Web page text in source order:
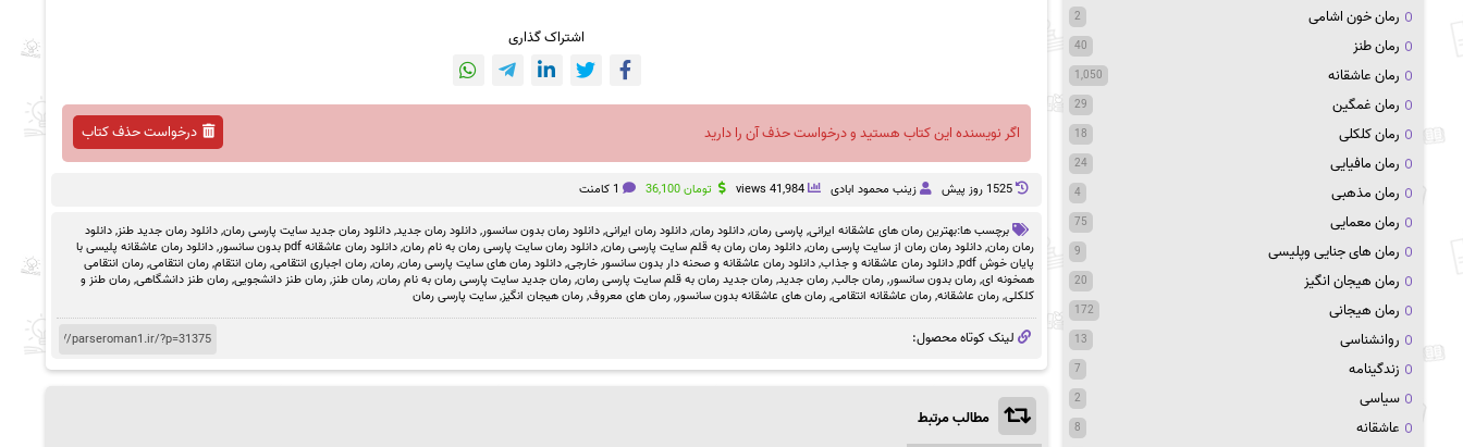
اشتراک گذاری
اگر نویسنده این کتاب هستید و درخواست حذف آن را دارید درخواست حذف کتاب
1525 روز پيش زینب محمود ابادی 41,984 views تومان 1 کامنت
برچسب ها:بهترین رمان های عاشقانه ایرانی, پارسی رمان,دانلود رمان,دانلود رمان ایرانی,دانلود رمان بدون سانسور,دانلود رمان جدید,دانلود رمان جدید سایت پارسی رمان,دانلود رمان جدید طنز,دانلود
رمان رمان,دانلود رمان رمان از سایت پارسی رمان,دانلود رمان رمان به قلم سایت پارسی رمان,دانلود رمان سایت پارسی رمان به نام رمان,دانلود رمان عاشقانه pdf بدون سانسور ,دانلود رمان عاشقانه پلیسی با
پایان خوش pdf
,دانلود رمان عاشقانه و جذاب,دانلود رمان عاشقانه و صحنه دار بدون سانسور خارجی,دانلود رمان های سایت پارسی رمان,رمان,رمان اجباری انتقامی,رمان انتقام,رمان انتقامی,رمان انتقامی
همخونه ای,رمان بدون سانسور,رمان جالب,رمان جدید,رمان جدید رمان به قلم سایت پارسی رمان,رمان جدید سایت پارسی رمان به نام رمان,رمان طنز,رمان طنز دانشجویی,رمان طنز دانشگاهی,رمان طنز و
کلکلی,رمان عاشقانه,رمان عاشقانه انتقامی,رمان های عاشقانه بدون سانسور,رمان های معروف,رمان هیجان انگیز,سایت پارسی رمان
لینک کوتاه محصول:
مطالب مرتبط
رمان خون اشامی 2
رمان طنز 40
رمان عاشقانه 1,050
رمان غمگین 29
رمان کلکلی 18
رمان مافیایی 24
رمان مذهبی 4
رمان معمایی 75
رمان های جنایی وپلیسی 9
رمان هیجان انگیز 20
رمان هیجانی 172
روانشناسی 13
زندگینامه 7
سیاسی 2
عاشقانه 8